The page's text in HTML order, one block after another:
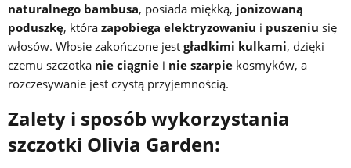
naturalnego bambusa, posiada miękką, jonizowaną
poduszkę, która zapobiega elektryzowaniu i puszeniu się
włosów. Włosie zakończone jest gładkimi kulkami, dzięki
czemu szczotka nie ciągnie i nie szarpie kosmyków, a
rozczesywanie jest czystą przyjemnością.
Zalety i sposób wykorzystania
szczotki Olivia Garden: